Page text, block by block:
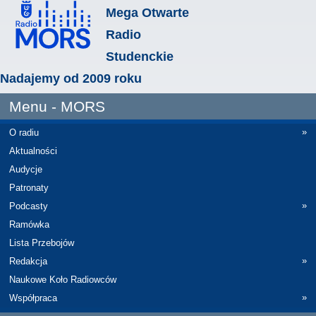
Mega Otwarte
Radio
Studenckie
Nadajemy od 2009 roku
Menu - MORS
O radiu
»
Aktualności
Audycje
Patronaty
Podcasty
»
Ramówka
Lista Przebojów
Redakcja
»
Naukowe Koło Radiowców
Współpraca
»